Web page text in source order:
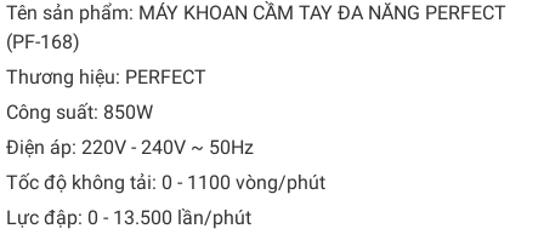
Tên sản phẩm: MÁY KHOAN CẦM TAY ĐA NĂNG PERFECT
(PF-168)
Thương hiệu: PERFECT
Công suất: 850W
Điện áp: 220V - 240V ~ 50Hz
Tốc độ không tải: 0 - 1100 vòng/phút
Lực đập: 0 - 13.500 lần/phút